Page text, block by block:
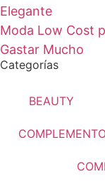
Elegante
Moda Low Cost
Gastar Mucho
Categorías
BEAUTY